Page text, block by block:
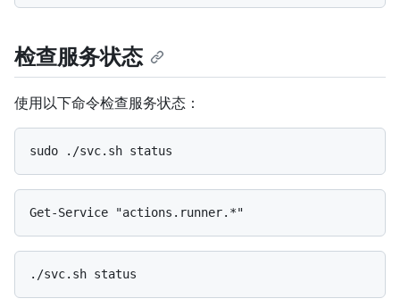
检查服务状态
使用以下命令检查服务状态：